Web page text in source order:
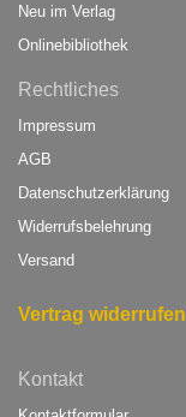
Neu im Verlag
Onlinebibliothek
Rechtliches
Impressum
AGB
Datenschutzerklärung
Widerrufsbelehrung
Versand
Vertrag widerrufen
Kontakt